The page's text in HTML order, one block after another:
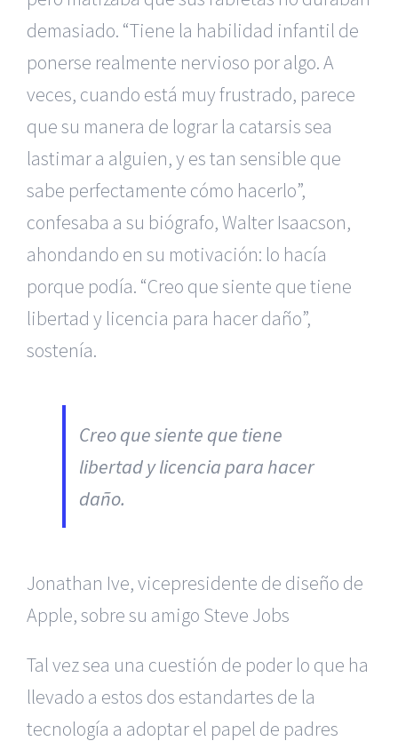
demasiado. “Tiene la habilidad infantil de
ponerse realmente nervioso por algo. A
veces, cuando está muy frustrado, parece
que su manera de lograr la catarsis sea
lastimar a alguien, y es tan sensible que
sabe perfectamente cómo hacerlo”,
confesaba a su biógrafo, Walter Isaacson,
ahondando en su motivación: lo hacía
porque podía. “Creo que siente que tiene
libertad y licencia para hacer daño”,
sostenía.
Creo que siente que tiene
libertad y licencia para hacer
daño.
Jonathan Ive, vicepresidente de diseño de
Apple, sobre su amigo Steve Jobs
Tal vez sea una cuestión de poder lo que ha
llevado a estos dos estandartes de la
tecnología a adoptar el papel de padres